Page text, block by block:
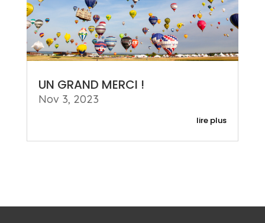
UN GRAND MERCI !
Nov 3, 2023
lire plus